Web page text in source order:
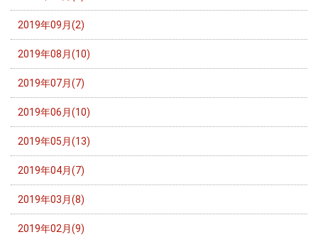
2019年09月(2)
2019年08月(10)
2019年07月(7)
2019年06月(10)
2019年05月(13)
2019年04月(7)
2019年03月(8)
2019年02月(9)